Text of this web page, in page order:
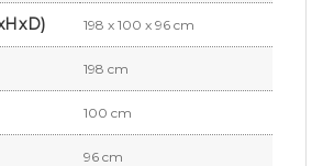
198 x 100 x 96 cm
198 cm
100 cm
96 cm